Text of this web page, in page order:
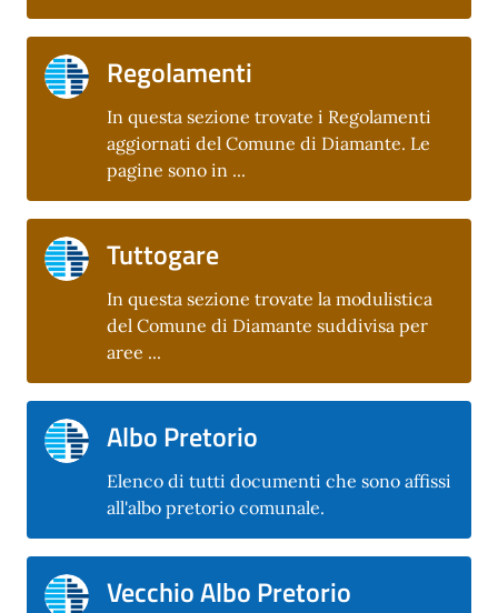
Regolamenti
In questa sezione trovate i Regolamenti
aggiornati del Comune di Diamante. Le
pagine sono in ...
Tuttogare
In questa sezione trovate la modulistica
del Comune di Diamante suddivisa per
aree ...
Albo Pretorio
Elenco di tutti documenti che sono affissi
all'albo pretorio comunale.
Vecchio Albo Pretorio